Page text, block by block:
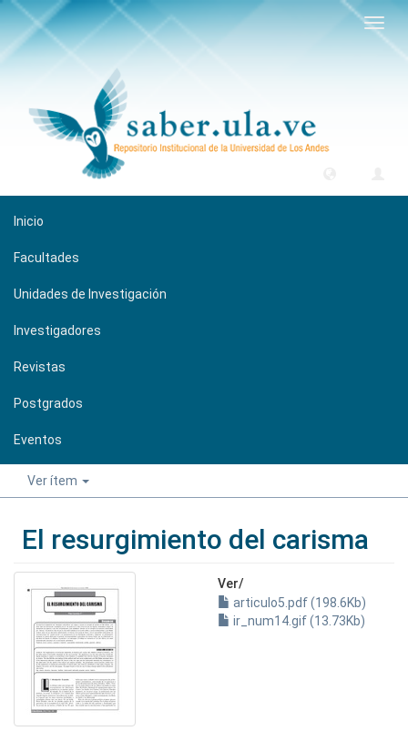
Inicio
Facultades
Unidades de Investigación
Investigadores
Revistas
Postgrados
Eventos
Ver ítem
El resurgimiento del carisma
Ver/
articulo5.pdf (198.6Kb)
ir_num14.gif (13.73Kb)